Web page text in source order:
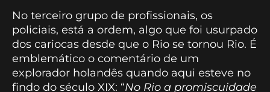
No terceiro grupo de profissionais, os
policiais, está a ordem, algo que foi usurpado
dos cariocas desde que o Rio se tornou Rio. É
emblemático o comentário de um
explorador holandês quando aqui esteve no
findo do século XIX: “No Rio a promiscuidade